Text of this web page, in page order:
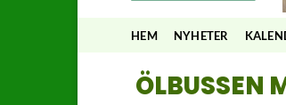
HEM NYHETER
ÖLBUSSEN